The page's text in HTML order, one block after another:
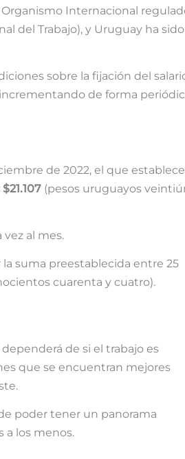
Internacional
del Trabajo), y Uruguay ha sido
sobre la fijación del
de forma
de 2022, el que establece
(pesos uruguayos
al mes.
la suma preestablecida entre 25
cuarenta y cuatro).
de si el trabajo es
que se encuentran mejores
poder tener un panorama
a los menos.